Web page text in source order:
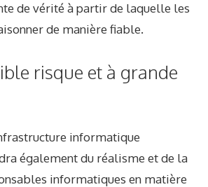
de vérité à partir de laquelle les
de manière fiable.
risque et à grande
informatique
également du réalisme et de la
informatiques en matière